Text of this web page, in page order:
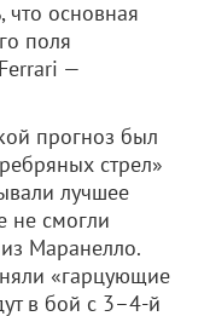
что основная
поля
—
прогноз был
стрел»
лучшее
смогли
Маранелло.
«гарцующие
в бой с 3–4-й